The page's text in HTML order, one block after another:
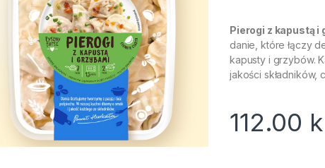
Pierogi z kapustą
danie, które łączy
kapusty i grzybów.
jakości składników,
112.00